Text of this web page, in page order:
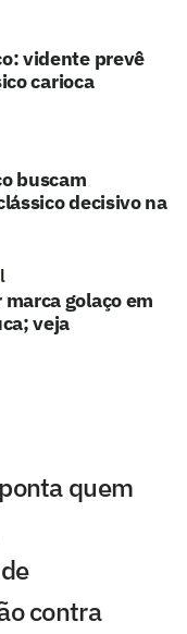
vidente prevê
carioca
buscam
decisivo na
golaço em
veja
quem
contra